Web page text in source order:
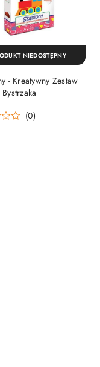
- Kreatywny Zestaw
(0)
NIEDOSTĘPNY